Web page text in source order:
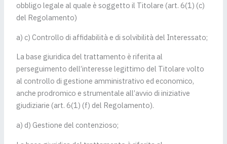
obbligo legale al quale è soggetto il Titolare (art. 6(1) (c)
del Regolamento)
a) c) Controllo di affidabilità e di solvibilità del Interessato;
La base giuridica del trattamento è riferita al
perseguimento dell’interesse legittimo del Titolare volto
al controllo di gestione amministrativo ed economico,
anche prodromico e strumentale all’avvio di iniziative
giudiziarie (art. 6(1) (f) del Regolamento).
a) d) Gestione del contenzioso;